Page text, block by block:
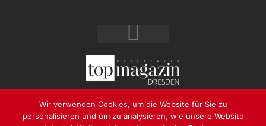
2026 progressmedia Verlag & Werbeagentur GmbH • Bautzner
Landstraße 62 • 01324 Dresden
Wir verwenden Cookies, um die Website für Sie zu
personalisieren und um zu analysieren, wie unsere Website